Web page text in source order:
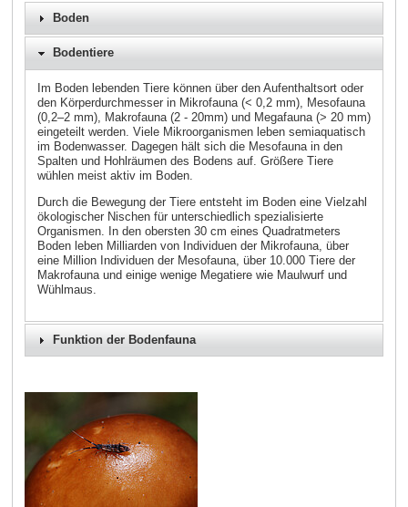
Boden
Bodentiere
Im Boden lebenden Tiere können über den Aufenthaltsort oder
den Körperdurchmesser in Mikrofauna (< 0,2 mm), Mesofauna
(0,2–2 mm), Makrofauna (2 - 20mm) und Megafauna (> 20 mm)
eingeteilt werden. Viele Mikroorganismen leben semiaquatisch
im Bodenwasser. Dagegen hält sich die Mesofauna in den
Spalten und Hohlräumen des Bodens auf. Größere Tiere
wühlen meist aktiv im Boden.
Durch die Bewegung der Tiere entsteht im Boden eine Vielzahl
ökologischer Nischen für unterschiedlich spezialisierte
Organismen. In den obersten 30 cm eines Quadratmeters
Boden leben Milliarden von Individuen der Mikrofauna, über
eine Million Individuen der Mesofauna, über 10.000 Tiere der
Makrofauna und einige wenige Megatiere wie Maulwurf und
Wühlmaus.
Funktion der Bodenfauna